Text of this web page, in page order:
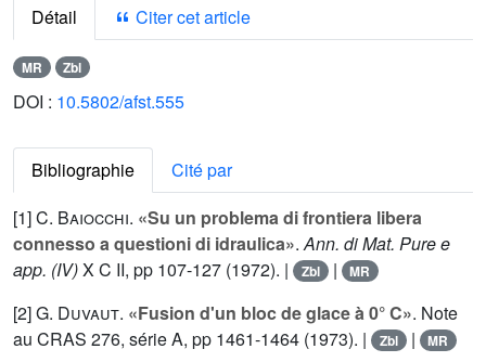
Détail Citer cet article
MR Zbl
DOI : 10.5802/afst.555
Bibliographie
Cité par
[1]C. Baiocchi. «Su un problema di frontiera libera
connesso a questioni di idraulica».Ann. di Mat. Pure e
app. (IV)X C II, pp 107-127 (1972). | Zbl | MR
[2]G. Duvaut. «Fusion d'un bloc de glace à 0° C». Note
au CRAS 276, série A, pp 1461-1464 (1973). | Zbl | MR